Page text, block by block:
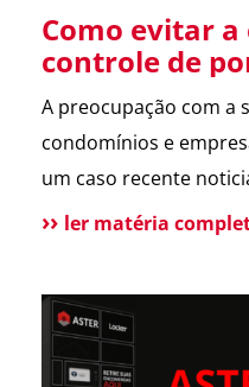
Como evitar
controle de
A preocupação com a
condomínios e
um caso recente
envolvendo a possível
e contou com a
forneceu informações
ler matéria